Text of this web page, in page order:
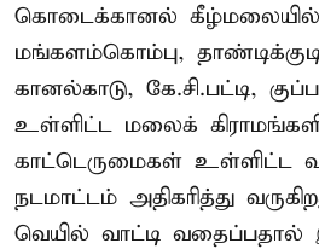
கொடைக்கானல்
மங்களம்கொம்பு,
கானல்காடு, கே.சி.பட்டி,
உள்ளிட்ட மலைக்
காட்டெருமைகள் உள்ளிட்ட
நடமாட்டம் அதிகரித்து
வெயில் வாட்டி வதைப்பதால்